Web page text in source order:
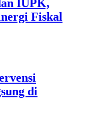
IUPK,
Fiskal
di